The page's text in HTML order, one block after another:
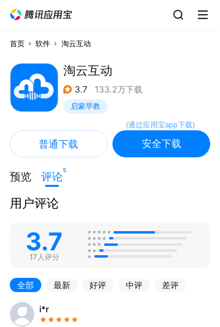
首页 软件 淘云互动
淘云互动
3.7 133.2万下载
启蒙早教
(通过应用宝app下载)
普通下载 安全下载
预览 评论5
用户评论
3.7
17人评分
全部 最新 好评 中评 差评
i*r